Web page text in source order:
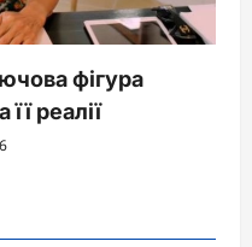
фігура
реалії